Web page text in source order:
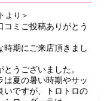
より＞
ミご投稿ありがとう
時期にご来店頂きまし
うございました。
は夏の暑い時期やサッ
いですが、トロトロの